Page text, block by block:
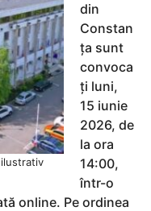
din
Constan
ța sunt
convoca
ți luni,
15 iunie
2026, de
la ora
14:00,
într-o
online. Pe ordinea